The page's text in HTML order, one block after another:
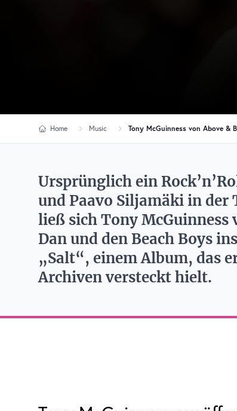
Home Music Tony McGuinness von Above &
Ursprünglich ein
und Paavo Siljamäki in der
ließ sich Tony McGuinness
Dan und den Beach Boys
„Salt“, einem Album, das
Archiven versteckt hielt.